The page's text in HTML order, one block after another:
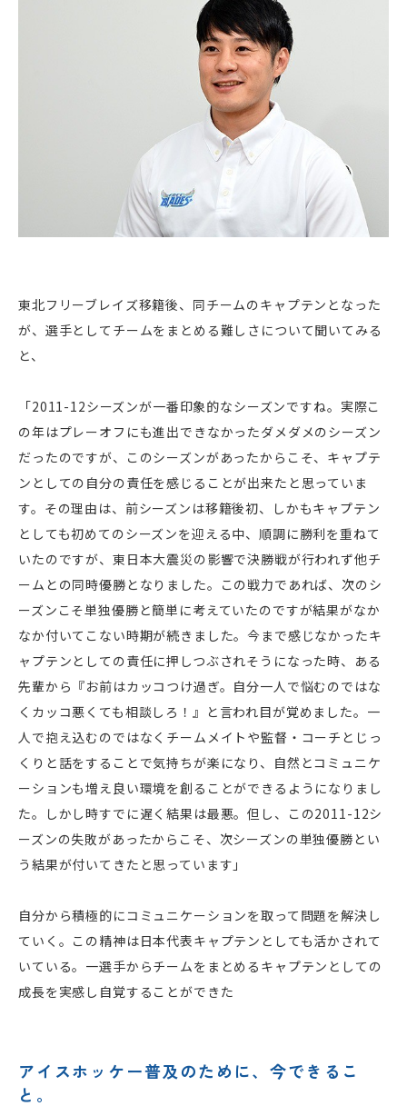
東北フリーブレイズ移籍後、同チームのキャプテンとなった
が、選手としてチームをまとめる難しさについて聞いてみる
と、
「2011-12シーズンが一番印象的なシーズンですね。実際こ
の年はプレーオフにも進出できなかったダメダメのシーズン
だったのですが、このシーズンがあったからこそ、キャプテ
ンとしての自分の責任を感じることが出来たと思っていま
す。その理由は、前シーズンは移籍後初、しかもキャプテン
としても初めてのシーズンを迎える中、順調に勝利を重ねて
いたのですが、東日本大震災の影響で決勝戦が行われず他チ
ームとの同時優勝となりました。この戦力であれば、次のシ
ーズンこそ単独優勝と簡単に考えていたのですが結果がなか
なか付いてこない時期が続きました。今まで感じなかったキ
ャプテンとしての責任に押しつぶされそうになった時、ある
先輩から『お前はカッコつけ過ぎ。自分一人で悩むのではな
くカッコ悪くても相談しろ！』と言われ目が覚めました。一
人で抱え込むのではなくチームメイトや監督・コーチとじっ
くりと話をすることで気持ちが楽になり、自然とコミュニケ
ーションも増え良い環境を創ることができるようになりまし
た。しかし時すでに遅く結果は最悪。但し、この2011-12シ
ーズンの失敗があったからこそ、次シーズンの単独優勝とい
う結果が付いてきたと思っています」
自分から積極的にコミュニケーションを取って問題を解決し
ていく。この精神は日本代表キャプテンとしても活かされて
いている。一選手からチームをまとめるキャプテンとしての
成長を実感し自覚することができた
アイスホッケー普及のために、今できるこ
と。